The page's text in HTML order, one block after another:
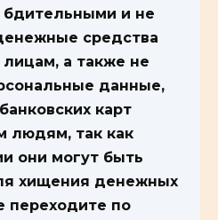
и не
средства
а также не
данные,
карт
людям, так как
они могут быть
хищения денежных
переходите по